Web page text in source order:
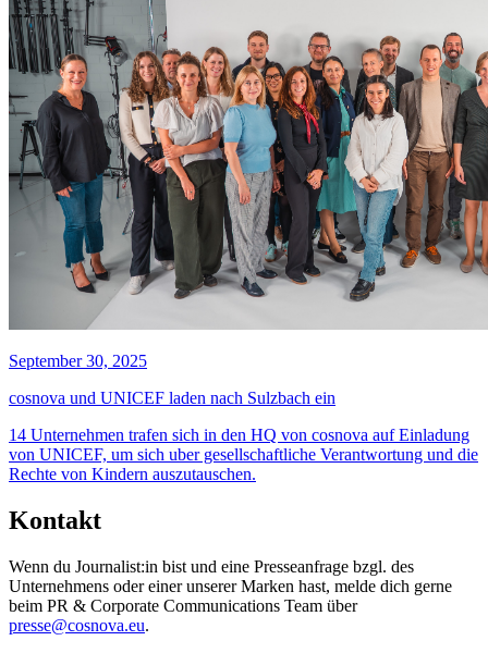
September 30, 2025
cosnova und UNICEF laden nach Sulzbach ein
14 Unternehmen trafen sich in den HQ von cosnova auf Einladung
von UNICEF, um sich uber gesellschaftliche Verantwortung und die
Rechte von Kindern auszutauschen.
Kontakt
Wenn du Journalist:in bist und eine Presseanfrage bzgl. des
Unternehmens oder einer unserer Marken hast, melde dich gerne
beim PR & Corporate Communications Team über
presse@cosnova.eu.